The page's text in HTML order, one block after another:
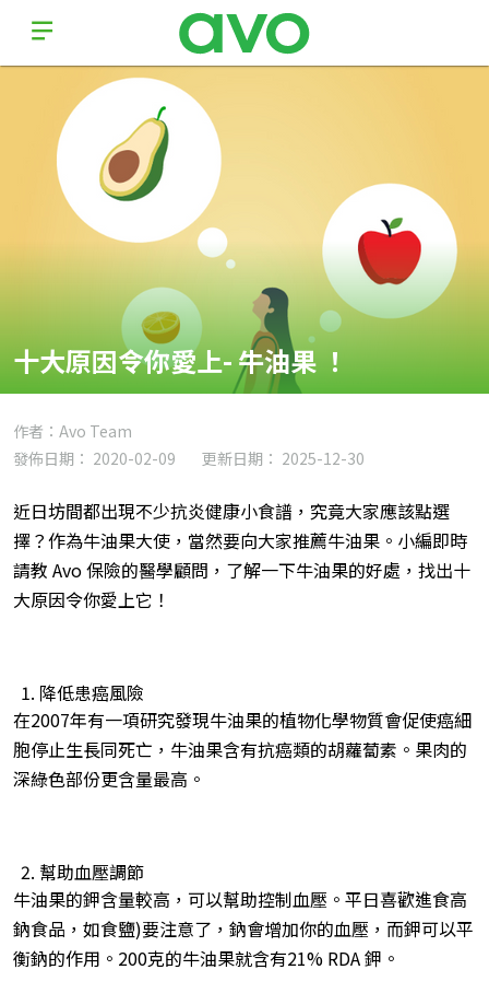
十大原因令你愛上- 牛油果 ！
作者：Avo Team
發佈日期： 2020-02-09
更新日期： 2025-12-30
近日坊間都出現不少抗炎健康小食譜，究竟大家應該點選
擇？作為牛油果大使，當然要向大家推薦牛油果。小編即時
請教 Avo 保險的醫學顧問，了解一下牛油果的好處，找出十
大原因令你愛上它！
降低患癌風險
在2007年有一項研究發現牛油果的植物化學物質會促使癌細
胞停止生長同死亡，牛油果含有抗癌類的胡蘿蔔素。果肉的
深綠色部份更含量最高。
幫助血壓調節
牛油果的鉀含量較高，可以幫助控制血壓。平日喜歡進食高
鈉食品，如食鹽)要注意了，鈉會增加你的血壓，而鉀可以平
衡鈉的作用。200克的牛油果就含有21% RDA 鉀。